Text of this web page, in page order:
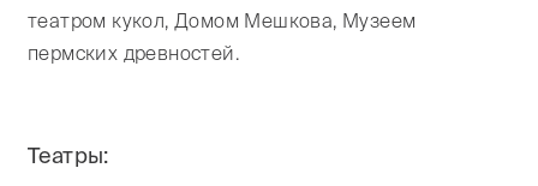
театром кукол, Домом Мешкова, Музеем
пермских древностей.
Театры: